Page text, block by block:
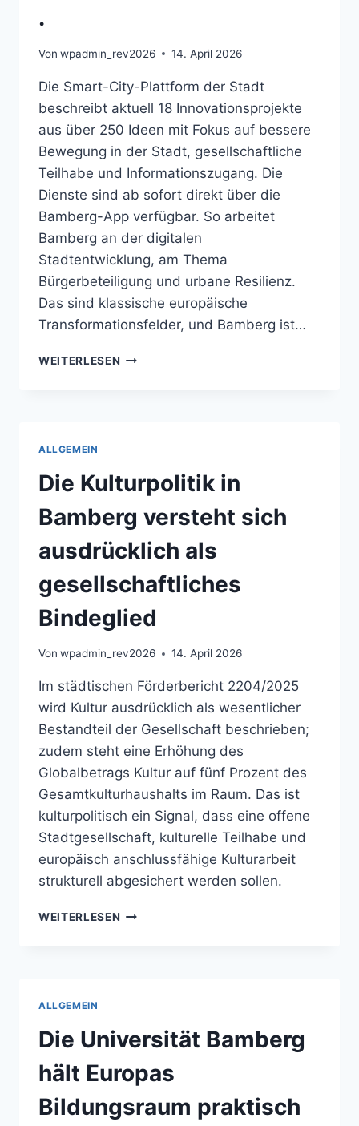
.
Von wpadmin_rev2026 14. April 2026
Die Smart-City-Plattform der Stadt
beschreibt aktuell 18 Innovationsprojekte
aus über 250 Ideen mit Fokus auf bessere
Bewegung in der Stadt, gesellschaftliche
Teilhabe und Informationszugang. Die
Dienste sind ab sofort direkt über die
Bamberg-App verfügbar. So arbeitet
Bamberg an der digitalen
Stadtentwicklung, am Thema
Bürgerbeteiligung und urbane Resilienz.
Das sind klassische europäische
Transformationsfelder, und Bamberg ist…
WEITERLESEN SMART
EUROPÄISCHEN
STADTENTWICKLUNGSFRAGEN.
ALLGEMEIN
Die Kulturpolitik in
Bamberg versteht sich
ausdrücklich als
gesellschaftliches
Bindeglied
Von wpadmin_rev2026 14. April 2026
Im städtischen Förderbericht 2204/2025
wird Kultur ausdrücklich als wesentlicher
Bestandteil der Gesellschaft beschrieben;
zudem steht eine Erhöhung des
Globalbetrags Kultur auf fünf Prozent des
Gesamtkulturhaushalts im Raum. Das ist
kulturpolitisch ein Signal, dass eine offene
Stadtgesellschaft, kulturelle Teilhabe und
europäisch anschlussfähige Kulturarbeit
strukturell abgesichert werden sollen.
WEITERLESEN DIE
ALS
GESELLSCHAFTLICHES
BINDEGLIED
ALLGEMEIN
Die Universität Bamberg
hält Europas
Bildungsraum praktisch